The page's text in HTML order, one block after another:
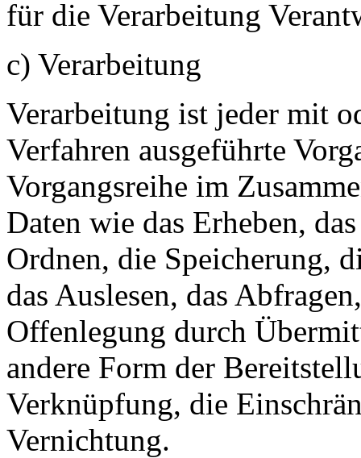
für die Verarbeitung
c) Verarbeitung
Verarbeitung ist jeder mit
Verfahren ausgeführte
Vorgangsreihe im
Daten wie das Erheben,
Ordnen, die Speicherung,
das Auslesen, das
Offenlegung durch
andere Form der
Verknüpfung, die
Vernichtung.